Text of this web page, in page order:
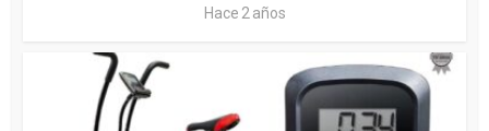
Hace 2 años